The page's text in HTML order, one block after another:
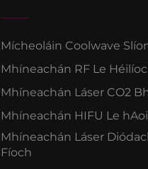
Mícheoláin Coolwave
Mhíneachán RF Le
Mhíneachán Láser CO2
Mhíneachán HIFU Le
Mhíneachán Láser
Fíoch